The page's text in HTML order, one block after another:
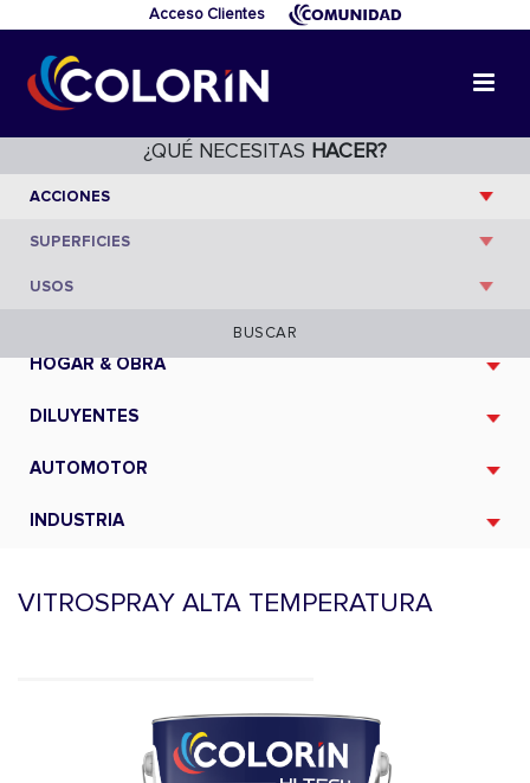
Acceso Clientes
¿QUÉ NECESITAS HACER?
BUSCAR
HOGAR & OBRA
DILUYENTES
AUTOMOTOR
INDUSTRIA
VITROSPRAY ALTA TEMPERATURA